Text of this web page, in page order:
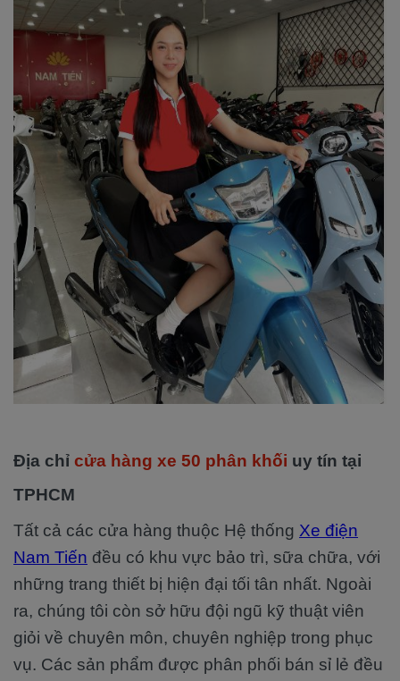
Địa chỉ cửa hàng xe 50 phân khối uy tín tại
TPHCM
Tất cả các cửa hàng thuộc Hệ thống Xe điện
Nam Tiến đều có khu vực bảo trì, sữa chữa, với
những trang thiết bị hiện đại tối tân nhất. Ngoài
ra, chúng tôi còn sở hữu đội ngũ kỹ thuật viên
giỏi về chuyên môn, chuyên nghiệp trong phục
vụ. Các sản phẩm được phân phối bán sỉ lẻ đều